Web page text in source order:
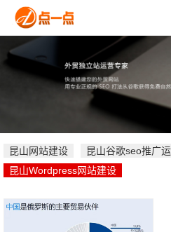
昆山网站建设
昆山谷歌seo推广
昆山Wordpress网站建设